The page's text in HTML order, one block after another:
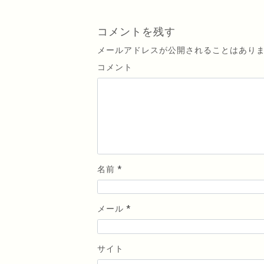
コメントを残す
メールアドレスが公開されることはあり
コメント
名前 *
メール *
サイト